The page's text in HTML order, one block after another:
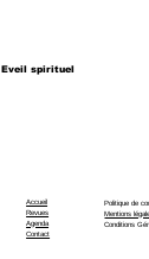
Eveil spirituel
Politique de
Mentions
Conditions
Accueil
Revues
Agenda
Contact